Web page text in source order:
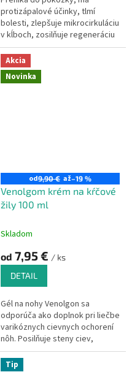
protizápalové účinky, tlmí
bolesti, zlepšuje mikrocirkuláciu
v kĺboch, zosilňuje regeneráciu
chrupaviek a aktivuje centrá
samoregulácie kĺbov.
Akcia
Novinka
od9,90 € až–19 %
Venolgom krém na kŕčové
žily 100 ml
Skladom
od 7,95 € / ks
DETAIL
Gél na nohy Venolgon sa
odporúča ako doplnok pri liečbe
varikóznych cievnych ochorení
nôh. Posilňuje steny ciev,
zlepšuje cirkuláciu krvi aj lymfy,
odstraňuje opuchy a zmierňuje
Tip